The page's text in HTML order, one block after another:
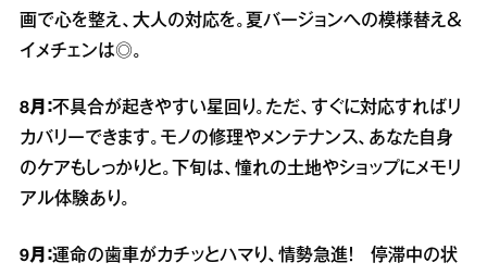
画で心を整え、大人の対応を。夏バージョンへの模様替え＆
イメチェンは◎。
8月：不具合が起きやすい星回り。ただ、すぐに対応すればリ
カバリーできます。モノの修理やメンテナンス、あなた自身
のケアもしっかりと。下旬は、憧れの土地やショップにメモリ
アル体験あり。
9月：運命の歯車がカチッとハマり、情勢急進！ 停滞中の状